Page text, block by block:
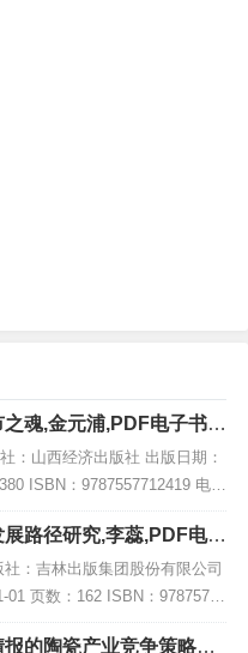
魂,金元浦,PDF电子书下
：山西经济出版社 出版日期：
ISBN：9787557712419 电子
清扫描版PDF格式] 内容简介 该
路径研究,李蕊,PDF电子
：吉林出版集团股份有限公司
01 页数：162 ISBN：97875731
239MB [高清扫描版PDF格式]
的陶瓷产业竞争策略研